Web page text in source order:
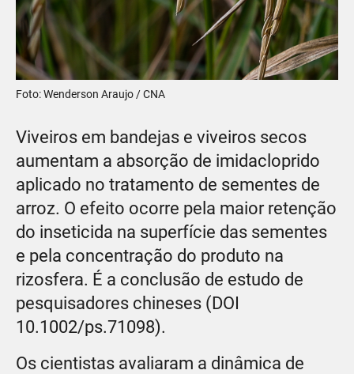
Foto: Wenderson Araujo / CNA
Viveiros em bandejas e viveiros secos
aumentam a absorção de imidacloprido
aplicado no tratamento de sementes de
arroz. O efeito ocorre pela maior retenção
do inseticida na superfície das sementes
e pela concentração do produto na
rizosfera. É a conclusão de estudo de
pesquisadores chineses (DOI
10.1002/ps.71098).
Os cientistas avaliaram a dinâmica de